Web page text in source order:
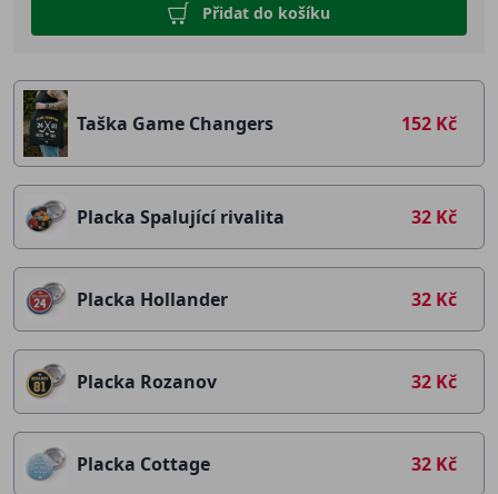
Přidat do košíku
Taška Game Changers 152 Kč
Placka Spalující rivalita 32 Kč
Placka Hollander 32 Kč
Placka Rozanov 32 Kč
Placka Cottage 32 Kč